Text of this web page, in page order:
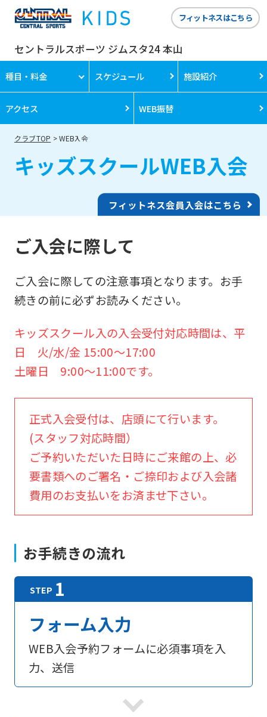
セントラルスポーツ ジムスタ24 本山
フィットネスはこちら
種目・料金 スケジュール 施設紹介
アクセス WEB振替
クラブTOP WEB入会
キッズスクールWEB入会
フィットネス会員入会はこちら
ご入会に際して
ご入会に際しての注意事項となります。お手
続きの前に必ずお読みください。
キッズスクール入の入会受付対応時間は、平
日 火/水/金 15:00～17:00
土曜日 9:00～11:00です。
正式入会受付は、店頭にて行います。
(スタッフ対応時間）
ご予約いただいた日時にご来館の上、必
要書類へのご署名・ご捺印および入会諸
費用のお支払いをお済ませ下さい。
お手続きの流れ
フォーム入力
WEB入会予約フォームに必須事項を入
力、送信
For
Sports
official